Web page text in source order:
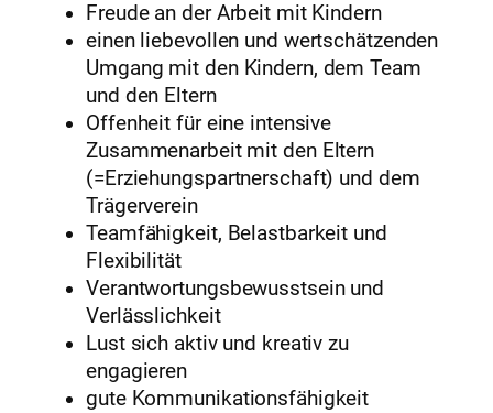
Freude an der Arbeit mit Kindern
einen liebevollen und wertschätzenden
Umgang mit den Kindern, dem Team
und den Eltern
Offenheit für eine intensive
Zusammenarbeit mit den Eltern
(=Erziehungspartnerschaft) und dem
Trägerverein
Teamfähigkeit, Belastbarkeit und
Flexibilität
Verantwortungsbewusstsein und
Verlässlichkeit
Lust sich aktiv und kreativ zu
engagieren
gute Kommunikationsfähigkeit